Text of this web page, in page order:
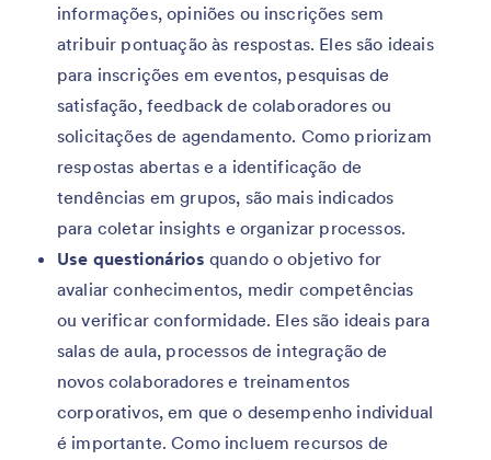
informações, opiniões ou inscrições sem
atribuir pontuação às respostas. Eles são ideais
para inscrições em eventos, pesquisas de
satisfação, feedback de colaboradores ou
solicitações de agendamento. Como priorizam
respostas abertas e a identificação de
tendências em grupos, são mais indicados
para coletar insights e organizar processos.
Use questionários quando o objetivo for
avaliar conhecimentos, medir competências
ou verificar conformidade. Eles são ideais para
salas de aula, processos de integração de
novos colaboradores e treinamentos
corporativos, em que o desempenho individual
é importante. Como incluem recursos de